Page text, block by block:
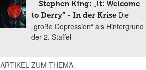
Stephen King: „It: Welcome
to Derry“ - In der Krise Die
„große Depression“ als Hintergrund
der 2. Staffel
ARTIKEL ZUM THEMA